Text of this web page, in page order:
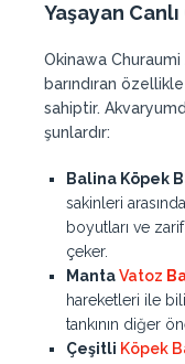
Yaşayan
Okinawa Churaumi
barındıran
sahiptir.
şunlardır:
Balina Köpek
sakinleri
boyutları ve
çeker.
MantaVatoz
hareketleri ile
tankının diğer
Çeşitli Köpek